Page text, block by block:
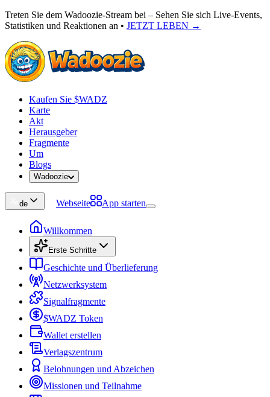
Treten Sie dem Wadoozie-Stream bei – Sehen Sie sich Live-Events,
Statistiken und Reaktionen an • JETZT LEBEN →
Kaufen Sie $WADZ
Karte
Akt
Herausgeber
Fragmente
Um
Blogs
Wadoozie
de Webseite App starten
Willkommen
Erste Schritte
Geschichte und Überlieferung
Netzwerksystem
Signalfragmente
$WADZ Token
Wallet erstellen
Verlagszentrum
Belohnungen und Abzeichen
Missionen und Teilnahme